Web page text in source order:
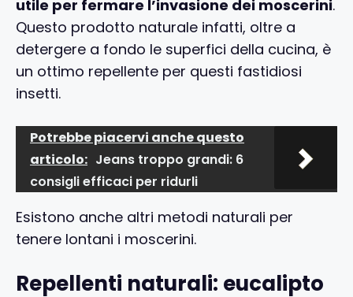
utile per fermare l’invasione dei moscerini.
Questo prodotto naturale infatti, oltre a
detergere a fondo le superfici della cucina, è
un ottimo repellente per questi fastidiosi
insetti.
Potrebbe piacervi anche questo
articolo: Jeans troppo grandi: 6
consigli efficaci per ridurli
Esistono anche altri metodi naturali per
tenere lontani i moscerini.
Repellenti naturali: eucalipto